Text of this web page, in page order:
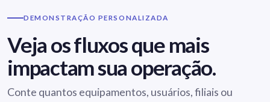
DEMONSTRAÇÃO PERSONALIZADA
Veja os fluxos que mais
impactam sua operação.
Conte quantos equipamentos, usuários, filiais ou